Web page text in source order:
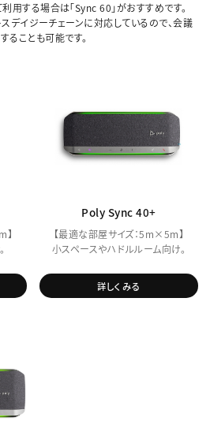
用する場合は「Sync 60」がおすすめです。
デイジーチェーンに対応しているので、会議
ことも可能です。
】
Poly Sync 40+
【最適な部屋サイズ：5m×5m】
小スペースやハドルルーム向け。
詳しくみる